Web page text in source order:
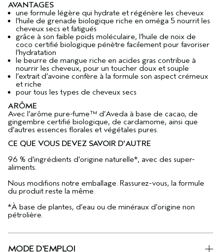
AVANTAGES
une formule légère qui hydrate et régénère les cheveux
l’huile de grenade biologique riche en oméga 5 nourrit les
cheveux secs et fatigués
grâce à son faible poids moléculaire, l’huile de noix de
coco certifié biologique pénètre facilement pour favoriser
l’hydratation
le beurre de mangue riche en acides gras contribue à
nourrir les cheveux, pour un toucher doux et souple
l’extrait d’avoine confère à la formule son aspect crémeux
et riche
pour tous les types de cheveux secs
ARÔME
Avec l’arôme pure-fume™ d’Aveda à base de cacao, de
gingembre certifié biologique, de cardamome, ainsi que
d’autres essences florales et végétales pures.
CE QUE VOUS DEVEZ SAVOIR D'AUTRE
96 % d’ingrédients d’origine naturelle*, avec des super-
aliments.
Nous modifions notre emballage. Rassurez-vous, la formule
du produit reste la même.
*À base de plantes, d’eau ou de minéraux d’origine non
pétrolière.
MODE D'EMPLOI